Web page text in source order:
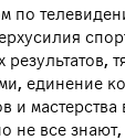
по
единение
и мастерства
не все знают,